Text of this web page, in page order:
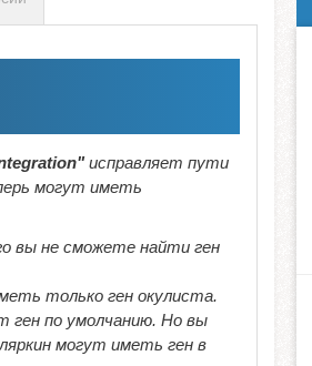
исправляет пути
могут иметь
вы не сможете найти ген
только ген окулиста.
ген по умолчанию. Но вы
могут иметь ген в